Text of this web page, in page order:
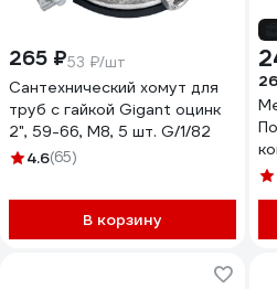
265 ₽53 ₽/шт
Сантехнический хомут для
труб с гайкой Gigant оцинк
2", 59-66, М8, 5 шт. G/1/82
4.6(65)
В корзину